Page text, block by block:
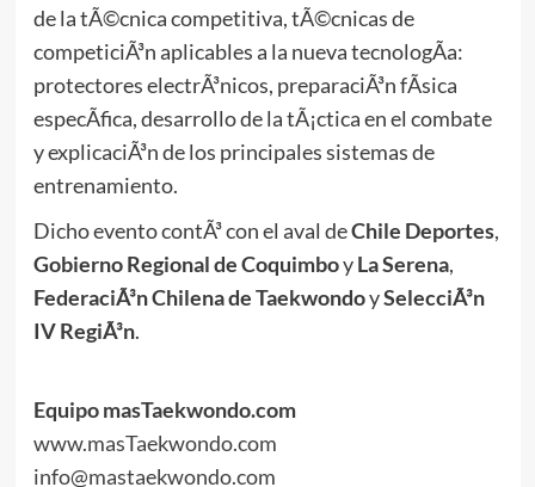
de la tÃ©cnica competitiva, tÃ©cnicas de
competiciÃ³n aplicables a la nueva tecnologÃ­a:
protectores electrÃ³nicos, preparaciÃ³n fÃ­sica
especÃ­fica, desarrollo de la tÃ¡ctica en el combate
y explicaciÃ³n de los principales sistemas de
entrenamiento.
Dicho evento contÃ³ con el aval deChile Deportes,
Gobierno Regional de CoquimboyLa Serena,
FederaciÃ³n Chilena de TaekwondoySelecciÃ³n
IV RegiÃ³n.
Equipo masTaekwondo.com
www.masTaekwondo.com
info@mastaekwondo.com